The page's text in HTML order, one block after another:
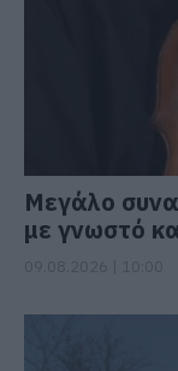
Μεγάλο
με γνωστό